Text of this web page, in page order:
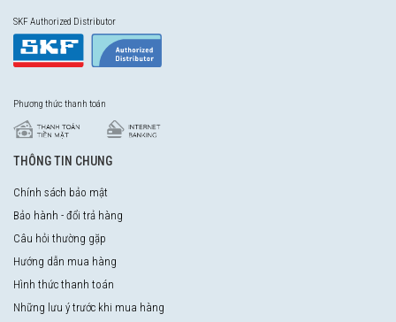
SKF Authorized Distributor
Phương thức thanh toán
THÔNG TIN CHUNG
Chính sách bảo mật
Bảo hành - đổi trả hàng
Câu hỏi thường gặp
Hướng dẫn mua hàng
Hình thức thanh toán
Những lưu ý trước khi mua hàng